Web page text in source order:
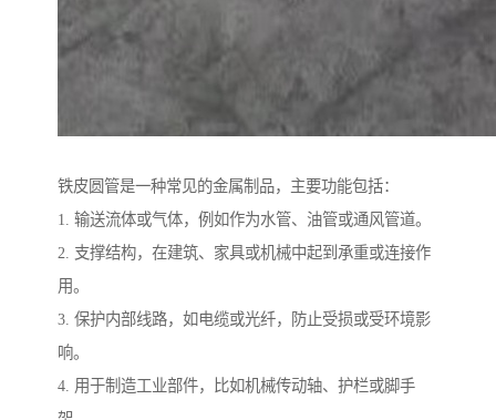
铁皮圆管是一种常见的金属制品，主要功能包括：
1. 输送流体或气体，例如作为水管、油管或通风管道。
2. 支撑结构，在建筑、家具或机械中起到承重或连接作
用。
3. 保护内部线路，如电缆或光纤，防止受损或受环境影
响。
4. 用于制造工业部件，比如机械传动轴、护栏或脚手